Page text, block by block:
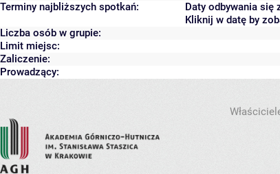
Terminy najbliższych spotkań:
Daty odbywania się
Kliknij w datę by
Liczba osób w grupie:
Limit miejsc:
Zaliczenie:
Prowadzący: